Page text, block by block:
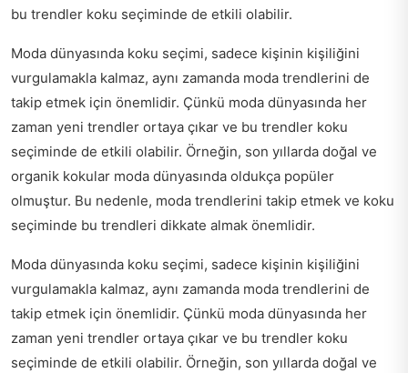
bu trendler koku seçiminde de etkili olabilir.
Moda dünyasında koku seçimi, sadece kişinin kişiliğini
vurgulamakla kalmaz, aynı zamanda moda trendlerini de
takip etmek için önemlidir. Çünkü moda dünyasında her
zaman yeni trendler ortaya çıkar ve bu trendler koku
seçiminde de etkili olabilir. Örneğin, son yıllarda doğal ve
organik kokular moda dünyasında oldukça popüler
olmuştur. Bu nedenle, moda trendlerini takip etmek ve koku
seçiminde bu trendleri dikkate almak önemlidir.
Moda dünyasında koku seçimi, sadece kişinin kişiliğini
vurgulamakla kalmaz, aynı zamanda moda trendlerini de
takip etmek için önemlidir. Çünkü moda dünyasında her
zaman yeni trendler ortaya çıkar ve bu trendler koku
seçiminde de etkili olabilir. Örneğin, son yıllarda doğal ve